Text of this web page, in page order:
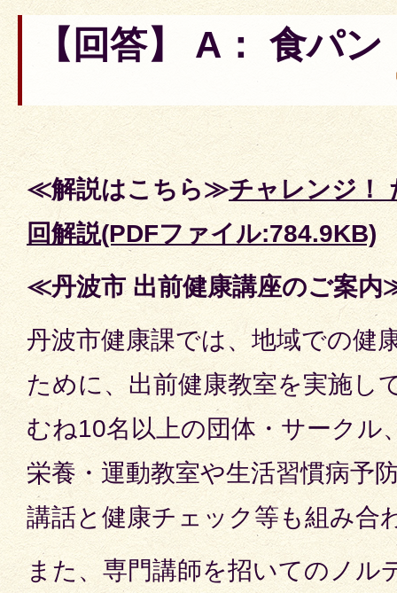
【回答】 A： 食パン
≪解説はこちら≫チャレンジ！
回解説(PDFファイル:784.9KB)
≪丹波市 出前健康講座のご案
丹波市健康課では、地域での健
ために、出前健康教室を実施し
むね10名以上の団体・サークル
栄養・運動教室や生活習慣病予
講話と健康チェック等も組み合
また、専門講師を招いてのノル